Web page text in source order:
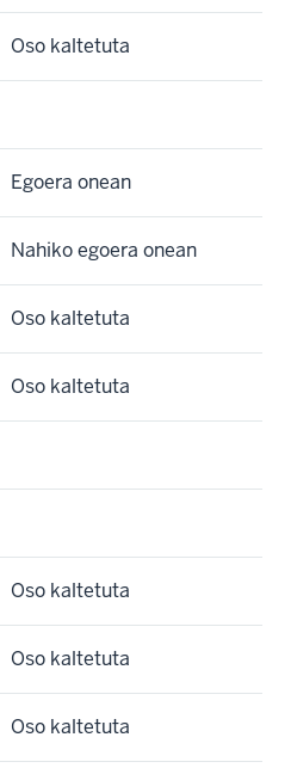
Oso kaltetuta
Egoera onean
Nahiko egoera onean
Oso kaltetuta
Oso kaltetuta
Oso kaltetuta
Oso kaltetuta
Oso kaltetuta